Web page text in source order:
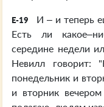
E-19
И – и теперь
Есть ли
середине недели
Невилл говорит:
понедельник и
и вторник